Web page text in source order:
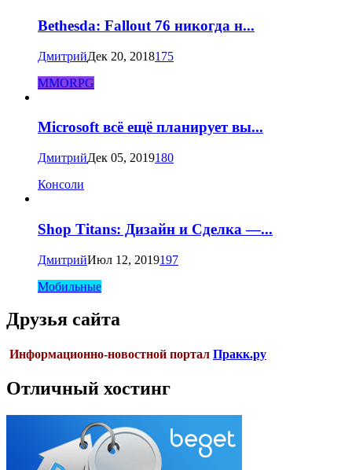
Bethesda: Fallout 76 никогда н...
ДмитрийДек 20, 2018175
MMORPG
Microsoft всё ещё планирует вы...
ДмитрийДек 05, 2019180
Консоли
Shop Titans: Дизайн и Сделка —...
ДмитрийИюл 12, 2019197
Мобильные
Друзья сайта
Информационно-новостной портал Пракк.ру
Отличный хостинг